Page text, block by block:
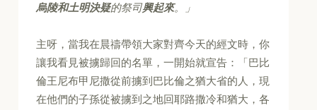
烏陵和土明決疑的祭司興起來。」
主呀，當我在晨禱帶領大家對齊今天的經文時，你
讓我看見被擄歸回的名單，一開始就宣告：「巴比
倫王尼布甲尼撒從前擄到巴比倫之猶大省的人，現
在他們的子孫從被擄到之地回耶路撒冷和猶大，各